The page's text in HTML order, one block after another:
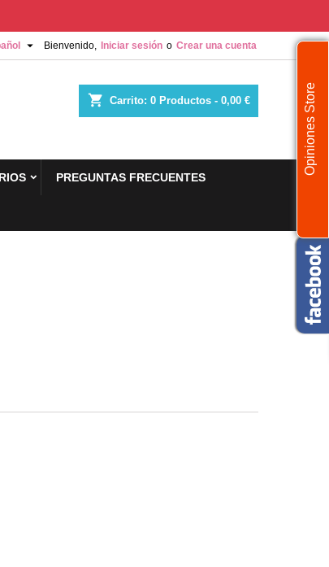
Bienvenido, Iniciar sesión o Crear una cuenta

shopping_cart Carrito: 0 Productos - 0,00 €
PREGUNTAS FRECUENTES
Opiniones Store